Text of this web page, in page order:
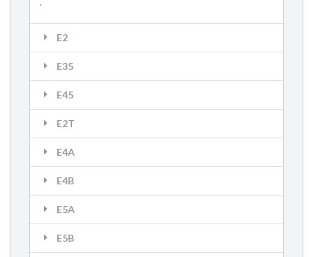
E2
E35
E45
E2T
E4A
E4B
E5A
E5B